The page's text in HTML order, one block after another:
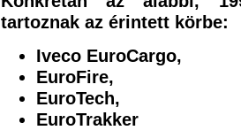
tartoznak az érintett körbe:
Iveco EuroCargo,
EuroFire,
EuroTech,
EuroTrakker